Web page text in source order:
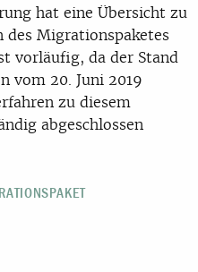
hat eine Übersicht zu
des Migrationspaketes
vorläufig, da der Stand
vom 20. Juni 2019
zu diesem
abgeschlossen